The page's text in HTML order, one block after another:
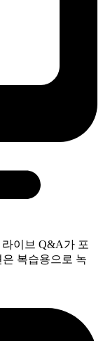
이브 Q&A가 포
복습용으로 녹